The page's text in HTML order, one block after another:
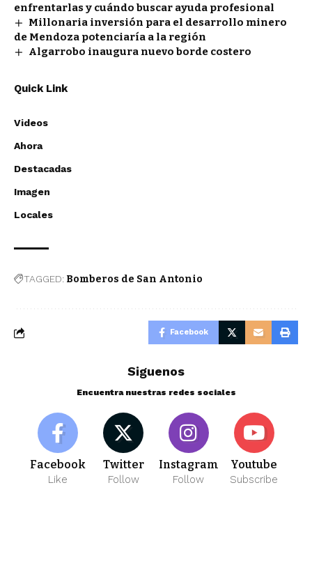
enfrentarlas y cuándo buscar ayuda profesional
Millonaria inversión para el desarrollo minero
de Mendoza potenciaría a la región
Algarrobo inaugura nuevo borde costero
Quick Link
Videos
Ahora
Destacadas
Imagen
Locales
TAGGED: Bomberos de San Antonio
Facebook
Siguenos
Encuentra nuestras redes sociales
Facebook
Like
Twitter
Follow
Instagram
Follow
Youtube
Subscribe